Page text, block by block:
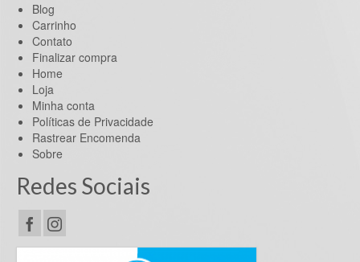
Blog
Carrinho
Contato
Finalizar compra
Home
Loja
Minha conta
Políticas de Privacidade
Rastrear Encomenda
Sobre
Redes Sociais